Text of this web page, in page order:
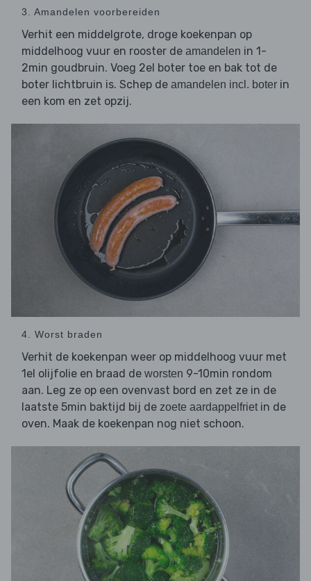
3. Amandelen voorbereiden
Verhit een middelgrote, droge koekenpan op
middelhoog vuur en rooster de amandelen in 1-
2min goudbruin. Voeg 2el boter toe en bak tot de
boter lichtbruin is. Schep de amandelen incl. boter in
een kom en zet opzij.
4. Worst braden
Verhit de koekenpan weer op middelhoog vuur met
1el olijfolie en braad de worsten 9-10min rondom
aan. Leg ze op een ovenvast bord en zet ze in de
laatste 5min baktijd bij de zoete aardappelfriet in de
oven. Maak de koekenpan nog niet schoon.